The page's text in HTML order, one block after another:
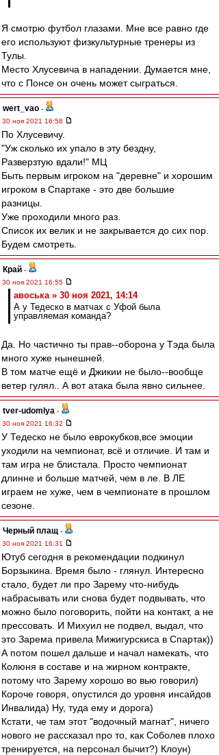
Я смотрю футбол глазами. Мне все равно где
его используют физкультурные тренеры из
Тулы.
Место Хлусевича в нападении. Думается мне,
что с Понсе он очень может сыграться.
wert_vao -
30 ноя 2021 16:58
По Хлусевичу.
"Уж сколько их упало в эту бездну,
Разверзтую вдали!" МЦ
Быть первым игроком на "деревне" и хорошим
игроком в Спартаке - это две большие
разницы.
Уже проходили много раз.
Список их велик и не закрывается до сих пор.
Будем смотреть.
Край -
30 ноя 2021 16:55
авоська » 30 ноя 2021, 14:14
А у Тедеско в матчах с Уфой была
управляемая команда?
Да. Но частично ты прав--оборона у Тэда была
много хуже нынешней.
В том матче ещё и Джикии не было--вообще
ветер гулял.. А вот атака была явно сильнее.
tver-udomlya -
30 ноя 2021 16:32
У Тедеско не было еврокубков,все эмоции
уходили на чемпионат, всё и отличие. И там и
там игра не блистала. Просто чемпионат
длинне и больше матчей, чем в ле. В ЛЕ
играем не хуже, чем в чемпионате в прошлом
сезоне.
Черный плащ -
30 ноя 2021 16:31
Ютуб сегодня в рекомендации подкинул
Борзыкина. Время было - глянул. Интересно
стало, будет ли про Зарему что-нибудь
набрасывать или снова будет подвывать, что
можно было поговорить, пойти на контакт, а не
прессовать. И Михуил не подвел, выдал, что
это Зарема привела Мижигурскиса в Спартак))
А потом пошел дальше и начал намекать, что
Колюня в составе и на жирном контракте,
потому что Зарему хорошо во вью говорил)
Короче говоря, опустился до уровня инсайдов
Инвалида) Ну, туда ему и дорога)
Кстати, че там этот "водочный магнат", ничего
нового не рассказал про то, как Соболев плохо
тренируется, на персонал бычит?) Клоун)